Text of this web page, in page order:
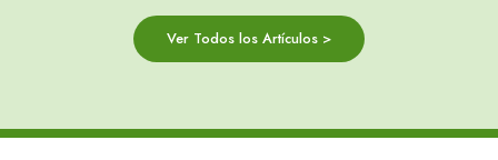
Ver Todos los Artículos >